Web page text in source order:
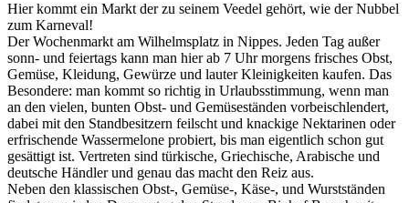
Hier kommt ein Markt der zu seinem Veedel gehört, wie der Nubbel
zum Karneval!
Der Wochenmarkt am Wilhelmsplatz in Nippes. Jeden Tag außer
sonn- und feiertags kann man hier ab 7 Uhr morgens frisches Obst,
Gemüse, Kleidung, Gewürze und lauter Kleinigkeiten kaufen. Das
Besondere: man kommt so richtig in Urlaubsstimmung, wenn man
an den vielen, bunten Obst- und Gemüseständen vorbeischlendert,
dabei mit den Standbesitzern feilscht und knackige Nektarinen oder
erfrischende Wassermelone probiert, bis man eigentlich schon gut
gesättigt ist. Vertreten sind türkische, Griechische, Arabische und
deutsche Händler und genau das macht den Reiz aus.
Neben den klassischen Obst-, Gemüse-, Käse-, und Wurstständen